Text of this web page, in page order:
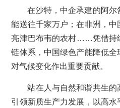
在沙特，中企承建的阿
能送往千家万户；在非洲，
亮津巴布韦的农村……凭借持
链体系，中国绿色产能降低
对气候变化作出重要贡献。
站在人与自然和谐共生
引领新质生产力发展，以高